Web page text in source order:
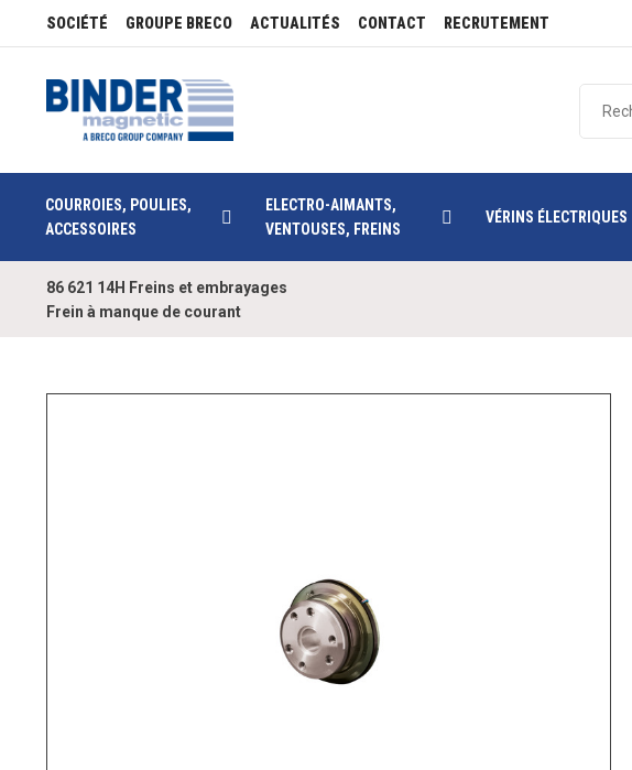
SOCIÉTÉ GROUPE BRECO ACTUALITÉS CONTACT RECRUTEMENT
COURROIES, POULIES,
ACCESSOIRES
ELECTRO-AIMANTS,
VENTOUSES, FREINS
VÉRINS ÉLECTRIQUES
86 621 14H Freins et embrayages
Frein à manque de courant